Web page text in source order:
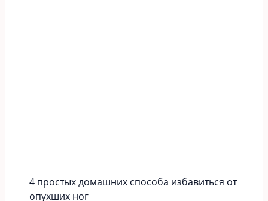
4 простых домашних способа избавиться от
опухших ног